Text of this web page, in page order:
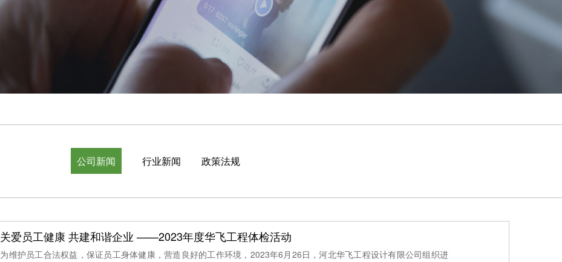
公司新闻 行业新闻 政策法规
关爱员工健康 共建和谐企业 ——2023年度华飞工程体检活动
为维护员工合法权益，保证员工身体健康，营造良好的工作环境，2023年6月26日，河北华飞工程设计有限公司组织进